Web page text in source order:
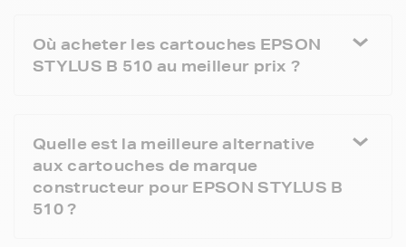
Où acheter les cartouches EPSON
STYLUS B 510 au meilleur prix ?
Quelle est la meilleure alternative
aux cartouches de marque
constructeur pour EPSON STYLUS B
510 ?